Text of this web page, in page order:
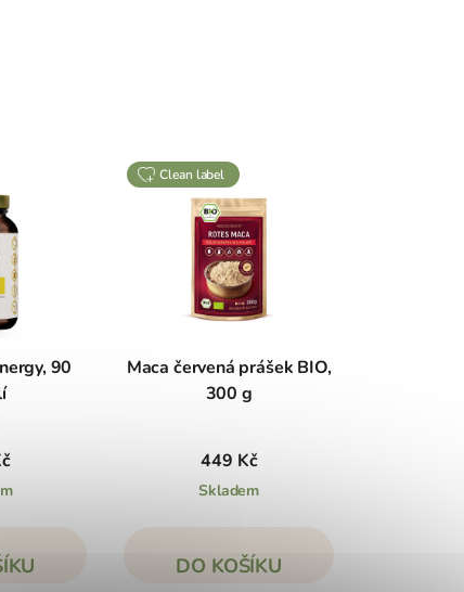
90
clean label
Maca červená prášek BIO,
300 g
449 Kč
Skladem
DO KOŠÍKU